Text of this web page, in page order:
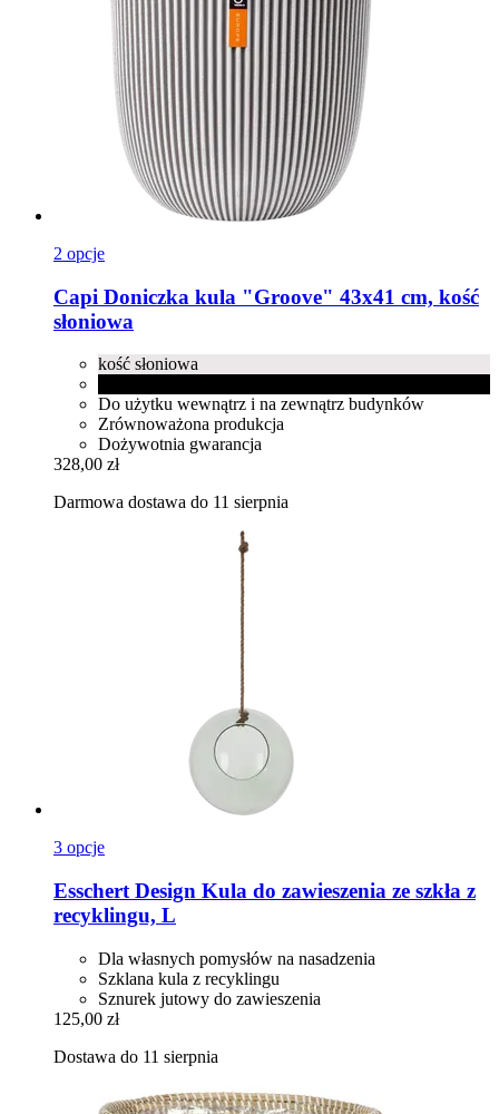
2 opcje
Capi Doniczka kula "Groove" 43x41 cm, kość
słoniowa
kość słoniowa
Do użytku wewnątrz i na zewnątrz budynków
Zrównoważona produkcja
Dożywotnia gwarancja
328,00 zł
Darmowa dostawa do 11 sierpnia
3 opcje
Esschert Design Kula do zawieszenia ze szkła z
recyklingu, L
Dla własnych pomysłów na nasadzenia
Szklana kula z recyklingu
Sznurek jutowy do zawieszenia
125,00 zł
Dostawa do 11 sierpnia